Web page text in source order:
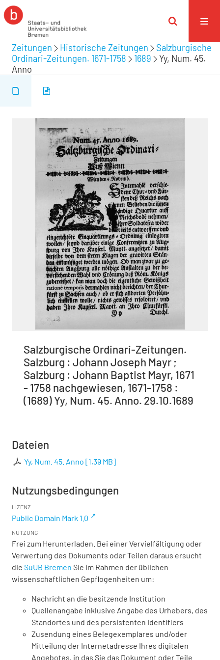
Zeitungen Historische Zeitungen
Salzburgische
Ordinari-Zeitungen. 1671-1758
1689
Yy, Num. 45.
Anno
Salzburgische Ordinari-Zeitungen.
Salzburg : Johann Joseph Mayr ;
Salzburg : Johann Baptist Mayr, 1671
- 1758 nachgewiesen, 1671-1758 :
(1689) Yy, Num. 45. Anno. 29.10.1689
Dateien
Yy, Num. 45. Anno [1,39 MB]
Nutzungsbedingungen
LIZENZ
Public Domain Mark 1.0
NUTZUNG
Frei zum Herunterladen. Bei einer Vervielfältigung oder
Verwertung des Dokuments oder Teilen daraus ersucht
die SuUB Bremen Sie im Rahmen der üblichen
wissenschaftlichen Gepflogenheiten um:
Nachricht an die besitzende Institution
Quellenangabe inklusive Angabe des Urhebers, des
Standortes und des persistenten Identifiers
Zusendung eines Belegexemplares und/oder
Mitteilung der Internetadresse Ihres digitalen
Angebotes, in das Sie das Dokument oder Teile